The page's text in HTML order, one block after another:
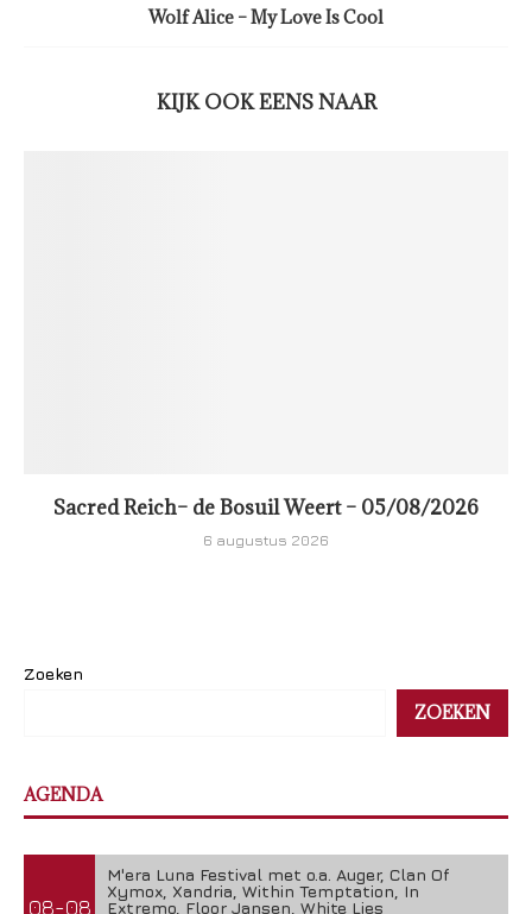
Wolf Alice – My Love Is Cool
KIJK OOK EENS NAAR
Sacred Reich– de Bosuil Weert – 05/08/2026
6 augustus 2026
Zoeken
ZOEKEN
AGENDA
08-08
M'era Luna Festival met o.a. Auger, Clan Of
Xymox, Xandria, Within Temptation, In
Extremo, Floor Jansen, White Lies